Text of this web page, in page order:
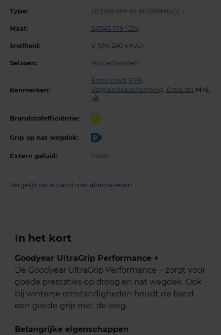
Type: ULTRAGRIP PERFORMANCE +
Maat: 245/45 R19 102V
Snelheid: V (t/m 240 km/u)
Seizoen: Winterbanden
Kenmerken:
Extra Load , EVR,
Velgrandbescherming, Extra stil , ,
Brandstofefficiëntie: C
Grip op nat wegdek: B
Extern geluid: 72dB
Vergelijk deze band met alternatieven
In het kort
Goodyear UltraGrip Performance +
De Goodyear UltraGrip Performance + zorgt voor
goede prestaties op droog en nat wegdek. Ook
bij winterse omstandigheden houdt de band
een goede grip met de weg.
Belangrijke eigenschappen